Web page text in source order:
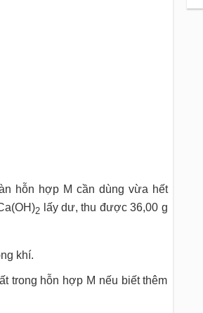
hỗn hợp M cần dùng vừa hết
2 lấy dư, thu được 36,00 g
khí.
trong hỗn hợp M nếu biết thêm